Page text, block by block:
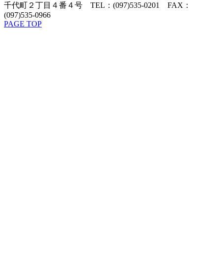
千代町２丁目４番４号 TEL：(097)535-0201 FAX：
(097)535-0966
PAGE TOP